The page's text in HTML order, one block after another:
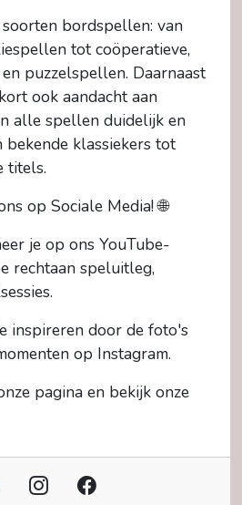
bordspellen: van
tot coöperatieve,
puzzelspellen. Daarnaast
ook aandacht aan
alle spellen duidelijk en
klassiekers tot
titels.
op Sociale Media! 🌐
je op ons YouTube-
rechtaan speluitleg,
inspireren door de foto's
op Instagram.
pagina en bekijk onze